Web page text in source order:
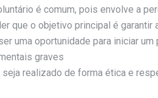
é comum, pois envolve a
que o objetivo principal é
uma oportunidade para iniciar
graves
seja realizado de forma ética e